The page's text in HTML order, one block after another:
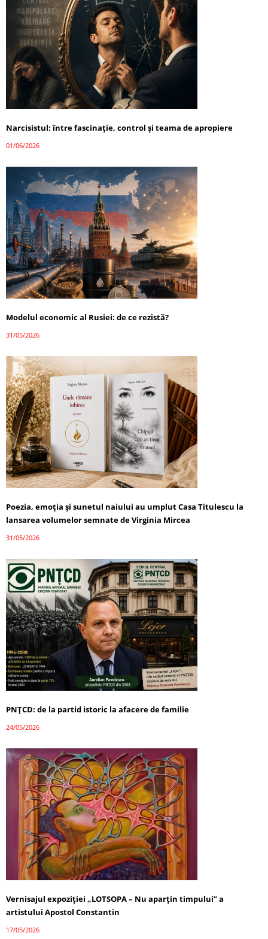
Narcisistul: între fascinație, control și teama de apropiere
01/06/2026
Modelul economic al Rusiei: de ce rezistă?
31/05/2026
Poezia, emoția și sunetul naiului au umplut Casa Titulescu la
lansarea volumelor semnate de Virginia Mircea
31/05/2026
PNȚCD: de la partid istoric la afacere de familie
24/05/2026
Vernisajul expoziției „LOTSOPA – Nu aparțin timpului” a
artistului Apostol Constantin
17/05/2026